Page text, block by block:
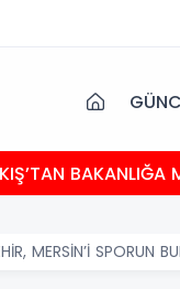
KIŞ’TAN BAKANLIĞA
MERSİN’İ SPORUN